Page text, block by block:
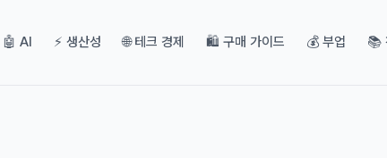
🤖 AI ⚡ 생산성 🌐 테크 경제 🛍️ 구매 가이드 💰 부업 📚